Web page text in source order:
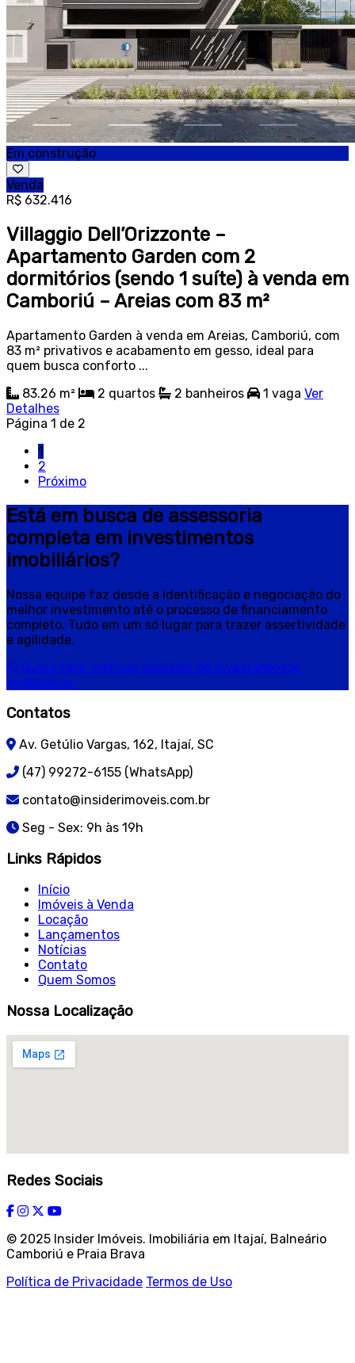
Em construção
Venda
R$ 632.416
Villaggio Dell’Orizzonte –
Apartamento Garden com 2
dormitórios (sendo 1 suíte) à venda em
Camboriú – Areias com 83 m²
Apartamento Garden à venda em Areias, Camboriú, com
83 m² privativos e acabamento em gesso, ideal para
quem busca conforto ...
83.26 m²
2 quartos 2 banheiros 1 vaga Ver
Detalhes
Página 1 de 2
1
2
Próximo
Está em busca de assessoria
completa em investimentos
imobiliários?
Nossa equipe faz desde a identificação e negociação do
melhor investimento até o processo de financiamento
completo. Tudo em um só lugar para trazer assertividade
e agilidade.
Quero falar com um assessor de investimentos
imobiliários.
Contatos
Av. Getúlio Vargas, 162, Itajaí, SC
(47) 99272-6155 (WhatsApp)
contato@insiderimoveis.com.br
Seg - Sex: 9h às 19h
Links Rápidos
Início
Imóveis à Venda
Locação
Lançamentos
Notícias
Contato
Quem Somos
Nossa Localização
Redes Sociais
© 2025 Insider Imóveis. Imobiliária em Itajaí, Balneário
Camboriú e Praia Brava
Política de Privacidade Termos de Uso